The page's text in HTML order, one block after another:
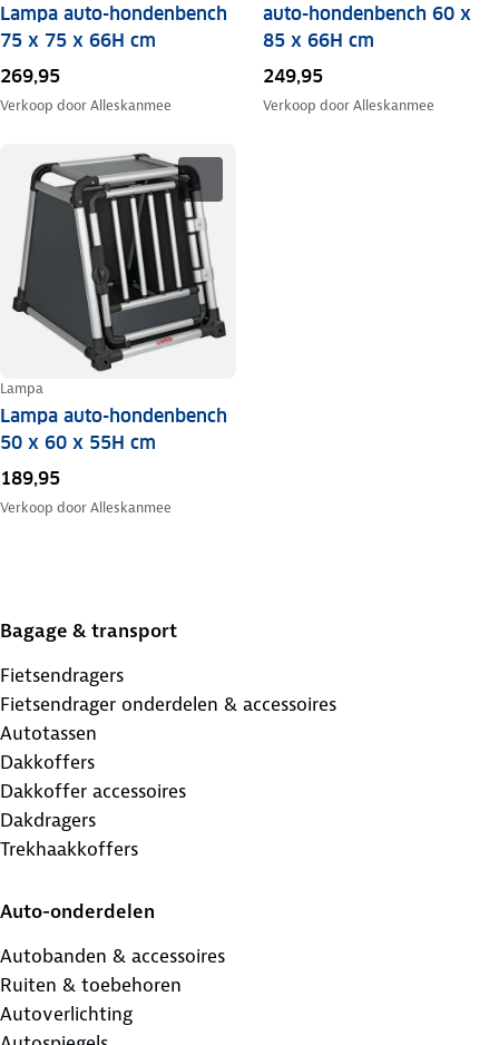
Lampa auto-hondenbench
75 x 75 x 66H cm
269,95
Verkoop doorAlleskanmee
auto-hondenbench 60 x
85 x 66H cm
249,95
Verkoop doorAlleskanmee
Lampa
Lampa auto-hondenbench
50 x 60 x 55H cm
189,95
Verkoop doorAlleskanmee
Bagage & transport
Fietsendragers
Fietsendrager onderdelen & accessoires
Autotassen
Dakkoffers
Dakkoffer accessoires
Dakdragers
Trekhaakkoffers
Auto-onderdelen
Autobanden & accessoires
Ruiten & toebehoren
Autoverlichting